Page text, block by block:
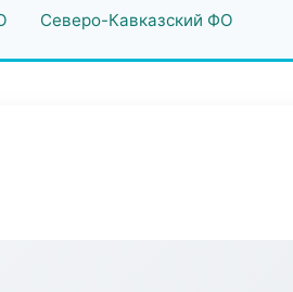
Северо-Кавказский ФО